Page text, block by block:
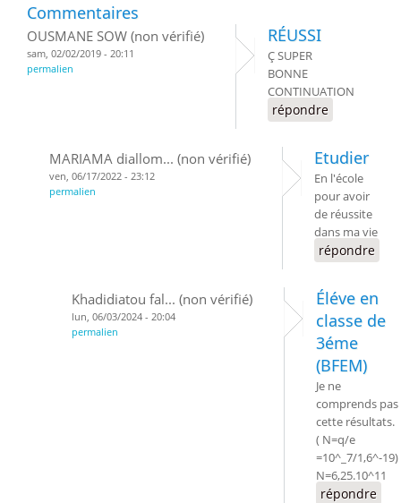
Commentaires
OUSMANE SOW (non vérifié)
sam, 02/02/2019 - 20:11
permalien
RÉUSSI
Ç SUPER
BONNE
CONTINUATION
répondre
MARIAMA diallom... (non vérifié)
ven, 06/17/2022 - 23:12
permalien
Etudier
En l'école
pour avoir
de réussite
dans ma vie
répondre
Khadidiatou fal... (non vérifié)
lun, 06/03/2024 - 20:04
permalien
Éléve en
classe de
3éme
(BFEM)
Je ne
comprends pas
cette résultats.
( N=q/e
=10^_7/1,6^-19)
N=6,25.10^11
répondre